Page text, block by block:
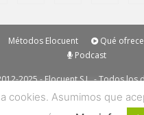
Métodos Elocuent Qué
Podcast
2025 - Elocuent S.L. - Todos los
y marcas mencionadas en
de Elocuent SL. Solo se permite
cookies. Asumimos que